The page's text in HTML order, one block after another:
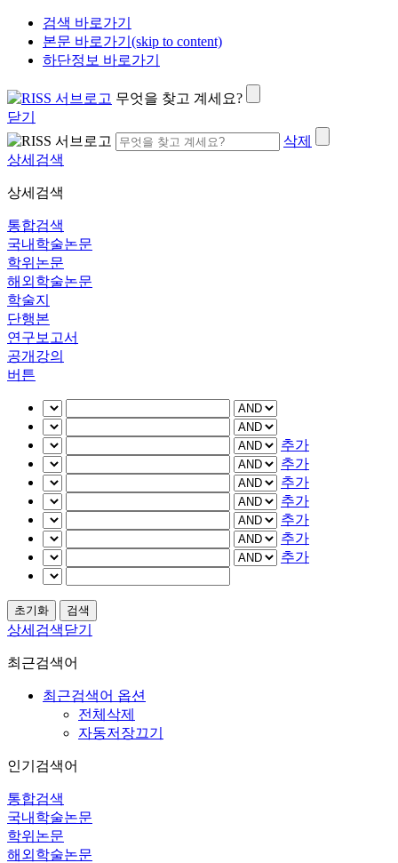
검색 바로가기
본문 바로가기(skip to content)
하단정보 바로가기
무엇을 찾고 계세요?
닫기
삭제
상세검색
상세검색
통합검색
국내학술논문
학위논문
해외학술논문
학술지
단행본
연구보고서
공개강의
버튼
추가
추가
추가
추가
추가
추가
추가
상세검색닫기
최근검색어
최근검색어 옵션
전체삭제
자동저장끄기
인기검색어
통합검색
국내학술논문
학위논문
해외학술논문